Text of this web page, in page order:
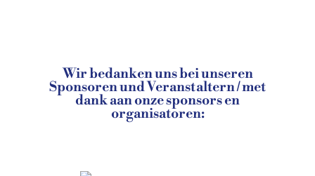
Wir bedanken uns bei unseren
Sponsoren und Veranstaltern / met
dank aan onze sponsors en
organisatoren: